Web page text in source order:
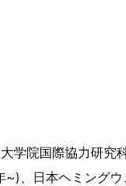
学院国際協力研
、日本ヘミングウ